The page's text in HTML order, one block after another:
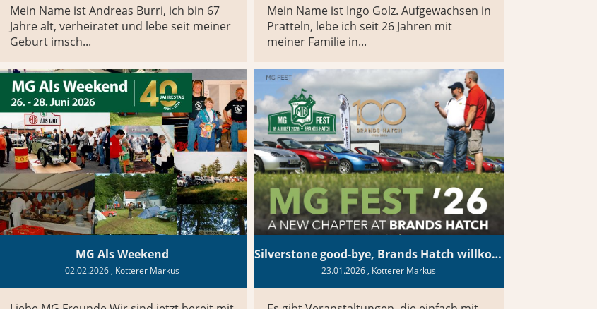
Mein Name ist Andreas Burri, ich bin 67
Jahre alt, verheiratet und lebe seit meiner
Geburt imsch...
Mein Name ist Ingo Golz. Aufgewachsen in
Pratteln, lebe ich seit 26 Jahren mit
meiner Familie in...
MG Als Weekend
02.02.2026, Kotterer Markus
Silverstone good-bye, Brands Hatch willkommen MG Fest
23.01.2026 , Kotterer Markus